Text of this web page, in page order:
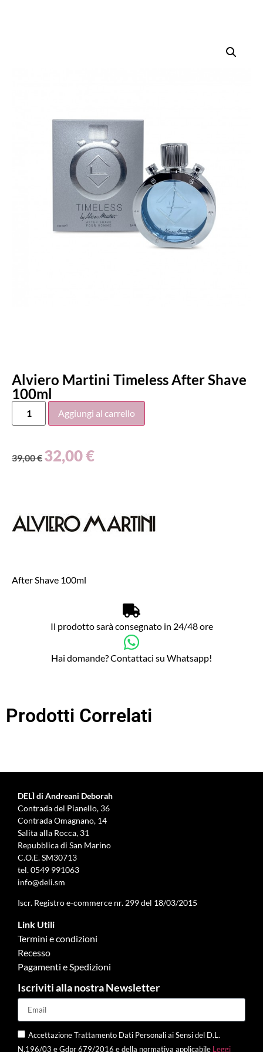
Alviero Martini Timeless After Shave
100ml
Aggiungi al carrello
39,00€ 32,00€
After Shave 100ml
Il prodotto sarà consegnato in 24/48 ore
Hai domande? Contattaci su Whatsapp!
Prodotti Correlati
DELÌ di Andreani Deborah
Contrada del Pianello, 36
Contrada Omagnano, 14
Salita alla Rocca, 31
Repubblica di San Marino
C.O.E. SM30713
tel.0549 991063
info@deli.sm
Iscr. Registro e-commerce nr. 299 del 18/03/2015
Link Utili
Termini e condizioni
Recesso
Pagamenti e Spedizioni
Iscriviti alla nostra Newsletter
Accettazione Trattamento Dati Personali ai Sensi del D.L.
N.196/03 e Gdpr 679/2016 e della normativa applicabile Leggi